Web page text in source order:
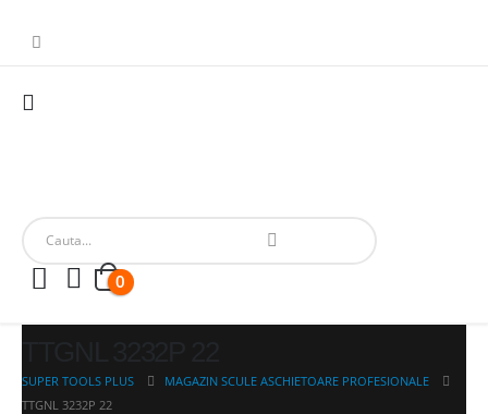
0
SUPER TOOLS PLUS
MAGAZIN SCULE ASCHIETOARE PROFESIONALE
TTGNL 3232P 22